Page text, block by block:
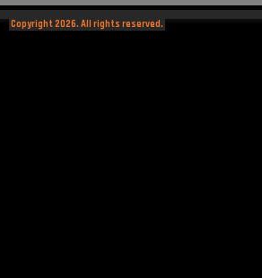
Copyright 2026. All rights reserved.